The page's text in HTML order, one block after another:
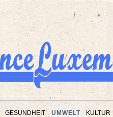
GESUNDHEIT UMWELT KULTUR